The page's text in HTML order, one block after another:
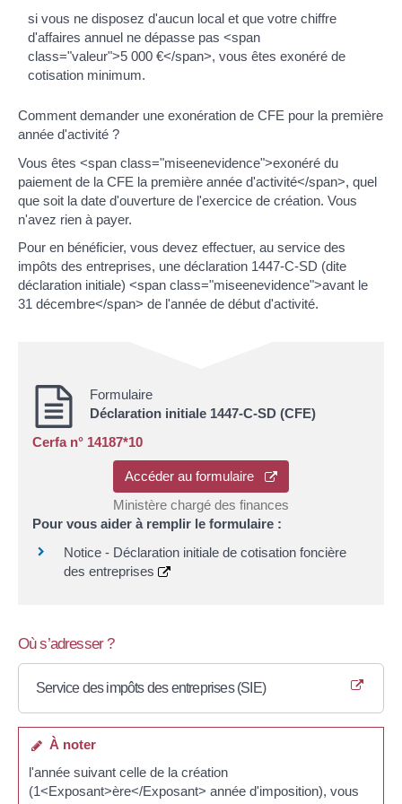
si vous ne disposez d'aucun local et que votre chiffre
d'affaires annuel ne dépasse pas <span
class="valeur">5 000 €</span>, vous êtes exonéré de
cotisation minimum.
Comment demander une exonération de CFE pour la première
année d'activité ?
Vous êtes <span class="miseenevidence">exonéré du
paiement de la CFE la première année d'activité</span>, quel
que soit la date d'ouverture de l'exercice de création. Vous
n'avez rien à payer.
Pour en bénéficier, vous devez effectuer, au service des
impôts des entreprises, une déclaration 1447-C-SD (dite
déclaration initiale) <span class="miseenevidence">avant le
31 décembre</span> de l'année de début d'activité.
Formulaire
Déclaration initiale 1447-C-SD (CFE)
Cerfa n° 14187*10
Accéder au formulaire
Ministère chargé des finances
Pour vous aider à remplir le formulaire :
Notice - Déclaration initiale de cotisation foncière
des entreprises
Où s’adresser ?
Service des impôts des entreprises (SIE)
À noter
l'année suivant celle de la création
(1<Exposant>ère</Exposant> année d'imposition), vous